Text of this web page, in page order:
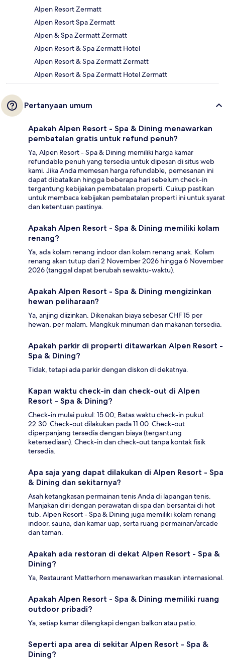
Alpen Resort Zermatt
Alpen Resort Spa Zermatt
Alpen & Spa Zermatt Zermatt
Alpen Resort & Spa Zermatt Hotel
Alpen Resort & Spa Zermatt Zermatt
Alpen Resort & Spa Zermatt Hotel Zermatt
Pertanyaan umum
Apakah Alpen Resort - Spa & Dining menawarkan
pembatalan gratis untuk refund penuh?
Ya, Alpen Resort - Spa & Dining memiliki harga kamar
refundable penuh yang tersedia untuk dipesan di situs web
kami. Jika Anda memesan harga refundable, pemesanan ini
dapat dibatalkan hingga beberapa hari sebelum check-in
tergantung kebijakan pembatalan properti. Cukup pastikan
untuk membaca kebijakan pembatalan properti ini untuk syarat
dan ketentuan pastinya.
Apakah Alpen Resort - Spa & Dining memiliki kolam
renang?
Ya, ada kolam renang indoor dan kolam renang anak. Kolam
renang akan tutup dari 2 November 2026 hingga 6 November
2026 (tanggal dapat berubah sewaktu-waktu).
Apakah Alpen Resort - Spa & Dining mengizinkan
hewan peliharaan?
Ya, anjing diizinkan. Dikenakan biaya sebesar CHF 15 per
hewan, per malam. Mangkuk minuman dan makanan tersedia.
Apakah parkir di properti ditawarkan Alpen Resort -
Spa & Dining?
Tidak, tetapi ada parkir dengan diskon di dekatnya.
Kapan waktu check-in dan check-out di Alpen
Resort - Spa & Dining?
Check-in mulai pukul: 15.00; Batas waktu check-in pukul:
22.30. Check-out dilakukan pada 11.00. Check-out
diperpanjang tersedia dengan biaya (tergantung
ketersediaan). Check-in dan check-out tanpa kontak fisik
tersedia.
Apa saja yang dapat dilakukan di Alpen Resort - Spa
& Dining dan sekitarnya?
Asah ketangkasan permainan tenis Anda di lapangan tenis.
Manjakan diri dengan perawatan di spa dan bersantai di hot
tub. Alpen Resort - Spa & Dining juga memiliki kolam renang
indoor, sauna, dan kamar uap, serta ruang permainan/arcade
dan taman.
Apakah ada restoran di dekat Alpen Resort - Spa &
Dining?
Ya, Restaurant Matterhorn menawarkan masakan internasional.
Apakah Alpen Resort - Spa & Dining memiliki ruang
outdoor pribadi?
Ya, setiap kamar dilengkapi dengan balkon atau patio.
Seperti apa area di sekitar Alpen Resort - Spa &
Dining?